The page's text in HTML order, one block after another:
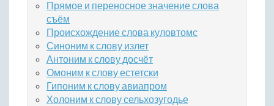
Прямое и переносное значение слова
съём
Происхождение слова куловтомс
Синоним к слову излет
Антоним к слову досчёт
Омоним к слову естетски
Гипоним к слову авиапром
Холоним к слову сельхозугодье